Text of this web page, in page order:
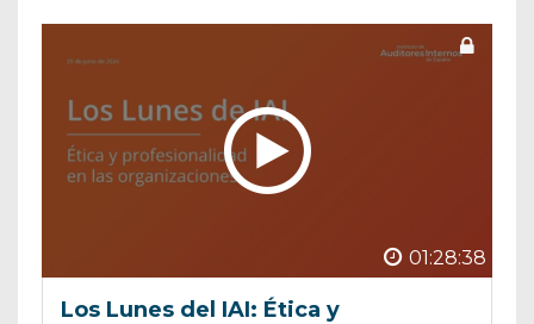
01:28:38
Los Lunes del IAI: Ética y